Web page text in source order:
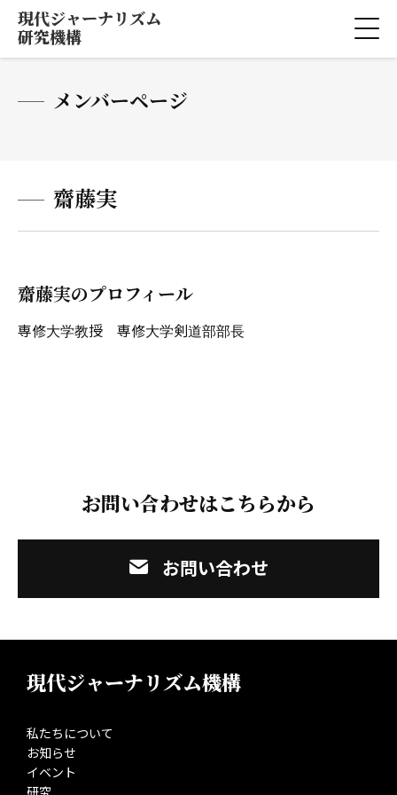
現代ジャーナリズム
研究機構
メンバーページ
齋藤実
齋藤実のプロフィール
専修大学教授 専修大学剣道部部長
お問い合わせはこちらから
お問い合わせ
現代ジャーナリズム機構
私たちについて
お知らせ
イベント
研究